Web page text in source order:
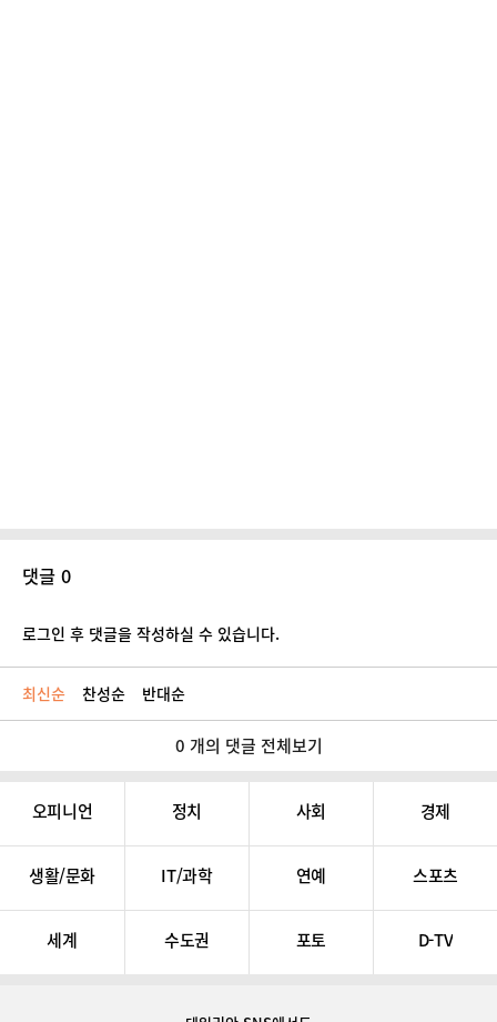
댓글 0
로그인 후 댓글을 작성하실 수 있습니다.
최신순 찬성순 반대순
0 개의 댓글 전체보기
오피니언 정치 사회 경제
생활/문화 IT/과학 연예 스포츠
세계 수도권 포토 D-TV